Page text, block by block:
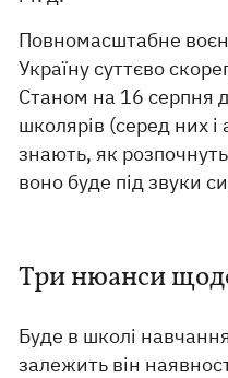
Повномасштабне
Україну суттєво
Станом на 16 серпня
школярів (серед них і
знають, як
воно буде під звуки
Три нюанси
Буде в школі
залежить він